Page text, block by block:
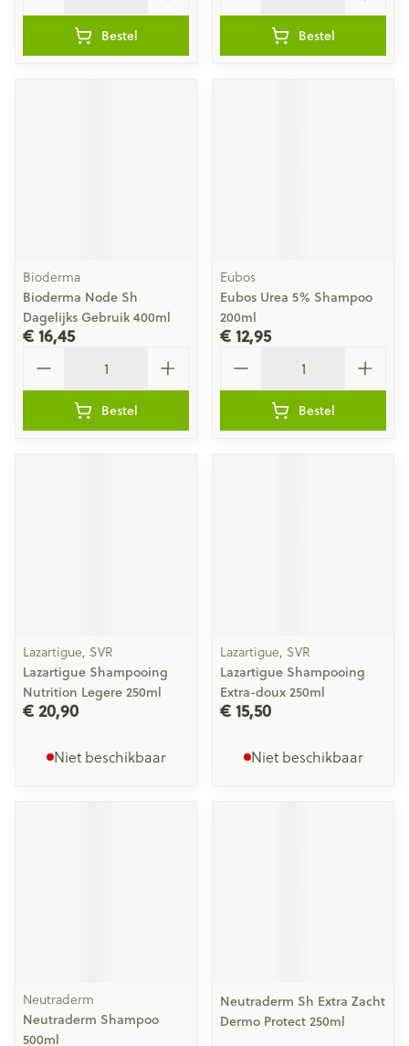
Bestel Bestel
Bioderma
Bioderma Node Sh
Dagelijks Gebruik 400ml
€ 16,45
Bestel
Eubos
Eubos Urea 5% Shampoo
200ml
€ 12,95
Bestel
Lazartigue, SVR
Lazartigue Shampooing
Nutrition Legere 250ml
€ 20,90
Niet beschikbaar
Lazartigue, SVR
Lazartigue Shampooing
Extra-doux 250ml
€ 15,50
Niet beschikbaar
Neutraderm
Neutraderm Shampoo
500ml
Neutraderm Sh Extra Zacht
Dermo Protect 250ml